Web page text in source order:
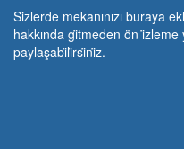
Si̇zlerde mekanınızı buraya
hakkında gi̇tmeden ön
paylaşabi̇li̇rsi̇ni̇z.